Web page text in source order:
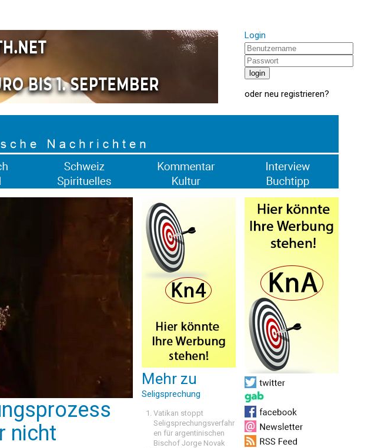
Login
oder neu registrieren?
nicht
Mehr zu
Seligsprechung
Vatikan stoppt
Seligsprechungsverfahr
en für argentinischen
Bischof Jorge Novak